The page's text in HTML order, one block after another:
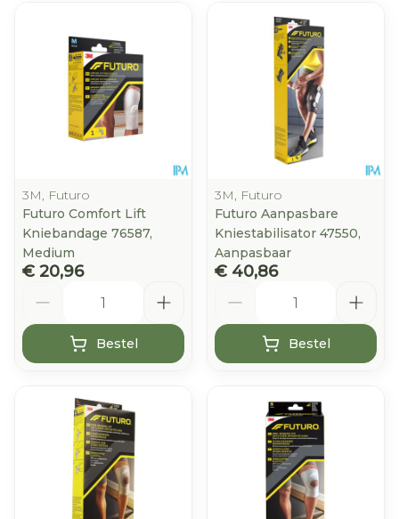
3M, Futuro
Futuro Comfort Lift
Kniebandage 76587,
Medium
€ 20,96
Bestel
3M, Futuro
Futuro Aanpasbare
Kniestabilisator 47550,
Aanpasbaar
€ 40,86
Bestel